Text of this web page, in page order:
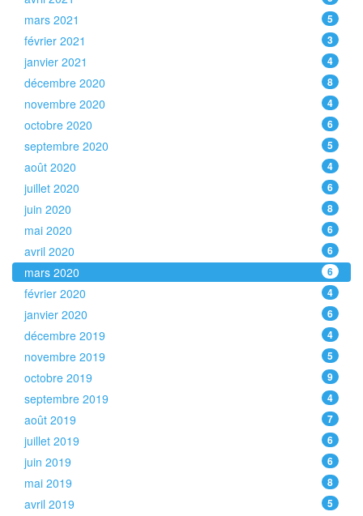
mars 2021 5
février 2021 3
janvier 2021 4
décembre 2020 8
novembre 2020 4
octobre 2020 6
septembre 2020 5
août 2020 4
juillet 2020 6
juin 2020 8
mai 2020 6
avril 2020 6
mars 2020 6
février 2020 4
janvier 2020 6
décembre 2019 4
novembre 2019 5
octobre 2019 9
septembre 2019 4
août 2019 7
juillet 2019 6
juin 2019 6
mai 2019 8
avril 2019 5